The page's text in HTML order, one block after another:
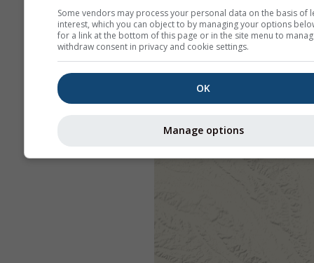
Some vendors may process your personal data on the basis of
interest, which you can object to by managing your options
for a link at the bottom of this page or in the site menu to
withdraw consent in privacy and cookie settings.
OK
Manage options